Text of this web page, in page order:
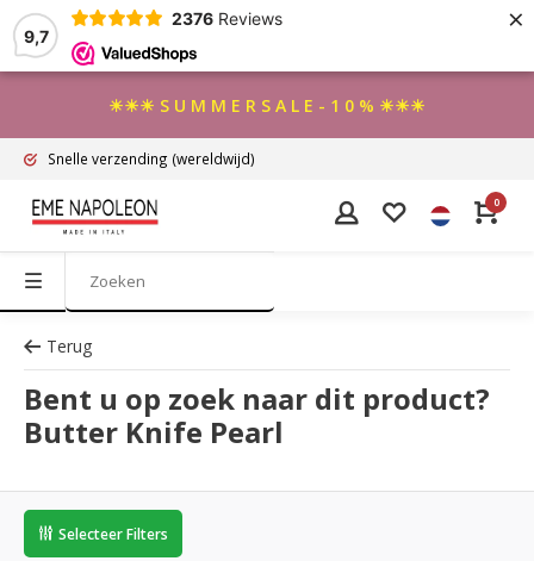
9,7
2376 Reviews ×
☀☀☀ S U M M E R S A L E - 1 0 % ☀☀☀
Snelle verzending (wereldwijd)
0
Terug
Bent u op zoek naar dit product?
Butter Knife Pearl
Selecteer Filters